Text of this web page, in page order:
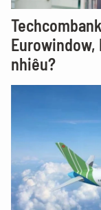
Eurowindow,
nhiêu?